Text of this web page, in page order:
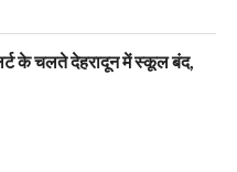
के चलते देहरादून में स्कूल बंद,